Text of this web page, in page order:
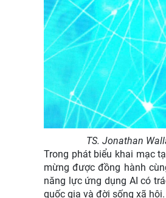
TS. Jonathan
Trong phát biểu khai mạc
mừng được đồng hành
năng lực ứng dụng AI có
quốc gia và đời sống xã hội.